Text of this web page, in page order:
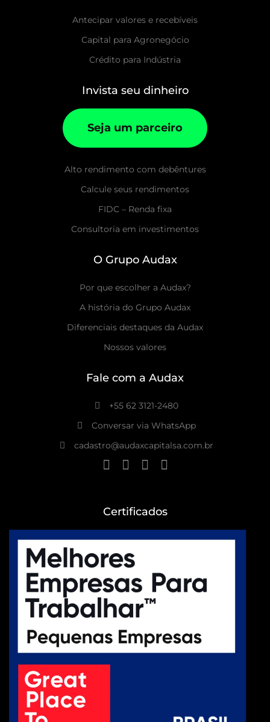
Antecipar valores e recebíveis
Capital para Agronegócio
Crédito para Indústria
Invista seu dinheiro
Seja um parceiro
Alto rendimento com debêntures
Calcule seus rendimentos
FIDC – Renda fixa
Consultoria em investimentos
O Grupo Audax
Por que escolher a Audax?
A história do Grupo Audax
Diferenciais destaques da Audax
Nossos valores
Fale com a Audax
+55 62 3121-2480
Conversar via WhatsApp
cadastro@audaxcapitalsa.com.br
Certificados